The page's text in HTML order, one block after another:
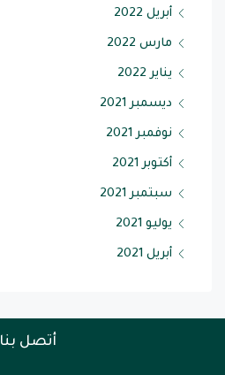
أبريل 2022
مارس 2022
يناير 2022
ديسمبر 2021
نوفمبر 2021
أكتوبر 2021
سبتمبر 2021
يوليو 2021
أبريل 2021
أتصل بنا